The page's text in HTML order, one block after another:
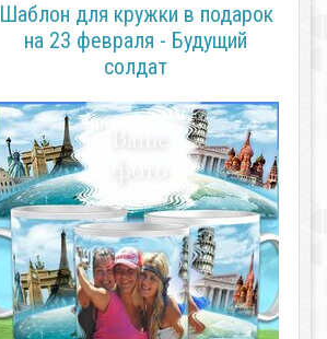
Шаблон для кружки в подарок
на 23 февраля - Будущий
солдат